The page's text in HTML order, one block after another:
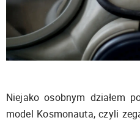
Niejako osobnym działem
model Kosmonauta, czyli